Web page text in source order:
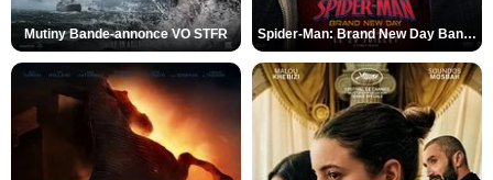
Mutiny Bande-annonce VO STFR Spider-Man: Brand New Day Bande-annonce VO STFR